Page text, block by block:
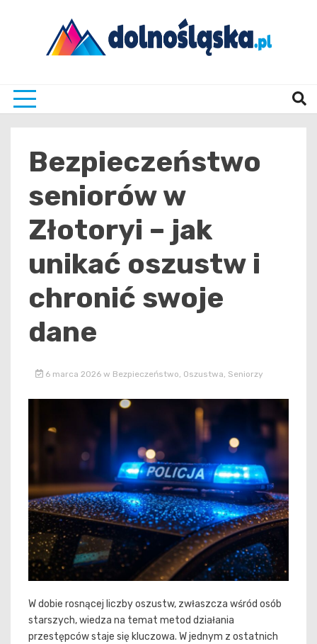
Bezpieczeństwo
seniorów w
Złotoryi – jak
unikać oszustw i
chronić swoje
dane
6 marca 2026 w Bezpieczeństwo Oszustwa Seniorzy
W dobie rosnącej liczby oszustw, zwłaszcza wśród osób
starszych, wiedza na temat metod działania
przestępców staje się kluczowa. W jednym z ostatnich